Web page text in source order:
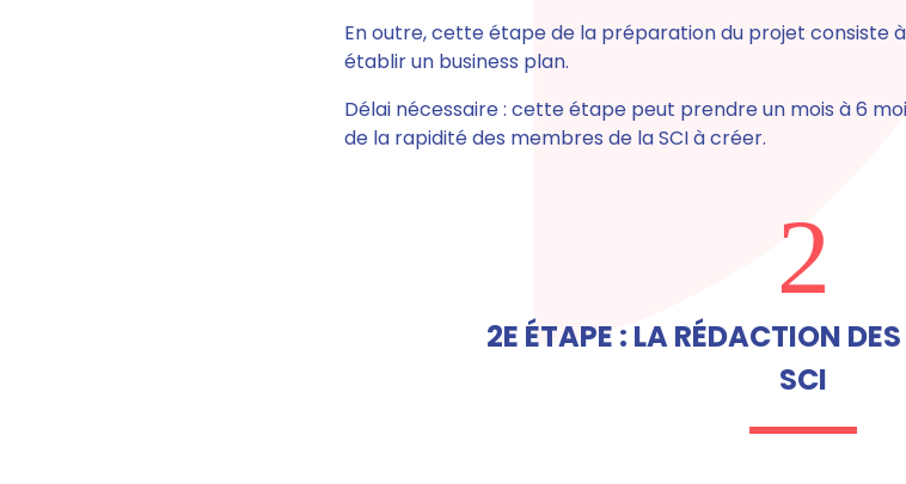
En outre, cette étape de la préparation du projet consiste à
établir un business plan.
Délai nécessaire : cette étape peut prendre un mois à 6
de la rapidité des membres de la SCI à créer.
2
2E ÉTAPE : LA RÉDACTION
SCI